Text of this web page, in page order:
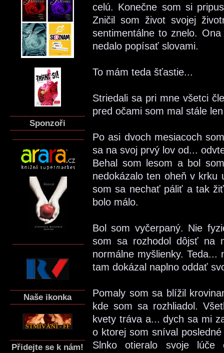
Sponzoři
Naše ikonka
Přidejte se k nám!
celú. Konečne som si
Zničil som život svojej
sentimentálne to znelo.
nedalo popísať slovami.
To mám teda šťastie...
Striedali sa pri mne všetci
pred očami som mal stále
Po asi dvoch mesiacoch
sa na svoj prvý lov od...
Behal som lesom a bol
nedokázalo ten oheň v
som sa nechať páliť a tak
bolo málo.
Bol som vyčerpaný. Nie
som sa rozhodol dôjsť na
normálne myšlienky.
tam dokázal naplno oddať
Pomaly som sa blížil
kde som sa rozhliadol.
kvety tráva a... dych sa mi
o ktorej som sníval
Slnko otieralo svoje